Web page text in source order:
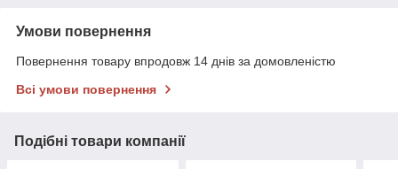
Умови повернення
Повернення товару впродовж 14 днів за домовленістю
Всі умови повернення
Подібні товари компанії